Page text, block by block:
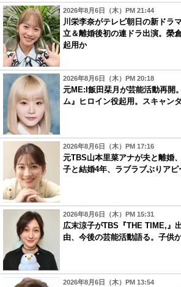
2026年8月6日（木）PM 21:44
川栄李奈がテレビ朝日の新ドラ
立＆離婚後初の連ドラ出演。榮
起用か
2026年8月6日（木）PM 20:18
元ME:I飯田栞月が芸能活動再開
ム』ヒロイン役起用。スキャン
2026年8月6日（木）PM 17:16
元TBS山本里菜アナが夫と離婚
子と結婚4年、ラブラブぶりア
2026年8月6日（木）PM 15:31
広末涼子がTBS『THE TIME,』
由、今後の芸能活動語る。子供
2026年8月6日（木）PM 13:54